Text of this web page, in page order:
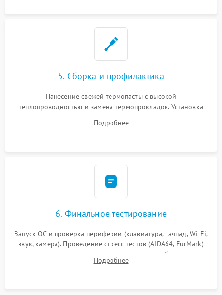
5. Сборка и профилактика
Нанесение свежей термопасты с высокой
теплопроводностью и замена термопрокладок. Установка
шлейфов, модулей памяти и накопителей. Предварительная
Подробнее
6. Финальное тестирование
Запуск ОС и проверка периферии (клавиатура, тачпад, Wi-Fi,
звук, камера). Проведение стресс-тестов (AIDA64, FurMark)
для контроля температурного режима и стабильности
системы под пиковой нагрузкой.
Подробнее